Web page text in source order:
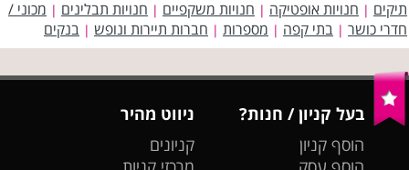
תיקים | חנויות אופטיקה | חנויות משקפיים | חנויות תבלינים | מכוני /
חדרי כושר | בתי קפה | מספרות | חברות תיירות ונופש | בנקים
בעל קניון / חנות?
הוסף קניון
ניווט מהיר
קניונים